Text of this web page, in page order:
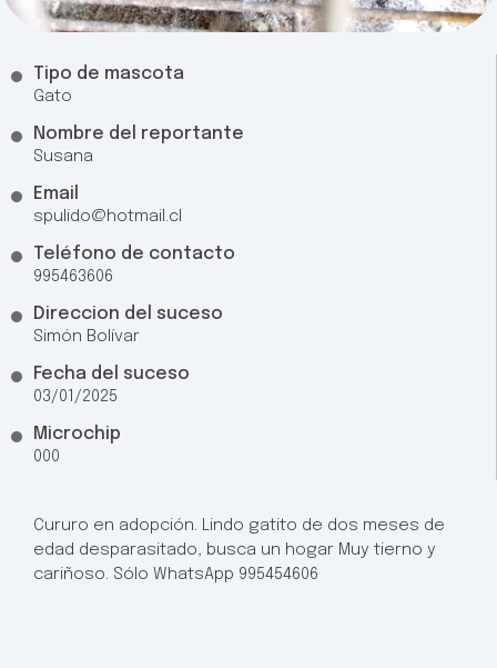
Tipo de mascota
Gato
Nombre del reportante
Susana
Email
spulido@hotmail.cl
Teléfono de contacto
995463606
Direccion del suceso
Simón Bolívar
Fecha del suceso
03/01/2025
Microchip
000
Cururo en adopción. Lindo gatito de dos meses de
edad desparasitado, busca un hogar Muy tierno y
cariñoso. Sólo WhatsApp 995454606